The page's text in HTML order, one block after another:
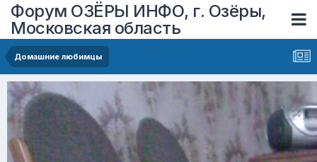
Форум ОЗЁРЫ ИНФО, г. Озёры,
Московская область
Домашние любимцы